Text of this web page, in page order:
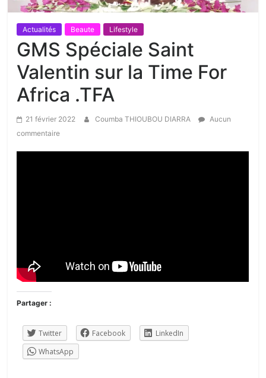
Actualités Beaute Lifestyle
GMS Spéciale Saint
Valentin sur la Time For
Africa .TFA
21 février 2022 Coumba THIOUBOU DIARRA
Aucun
commentaire
Partager :
Twitter Facebook
LinkedIn
WhatsApp